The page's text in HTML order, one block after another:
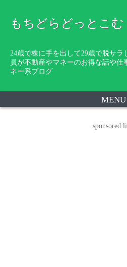
もちどらどっとこむ
24歳で株に手を出して29歳で脱サラ
員が不動産やマネーのお得な話や仕
ネー系ブログ
MENU
sponsored